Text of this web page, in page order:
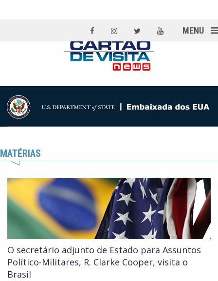
MENU
MATÉRIAS
O secretário adjunto de Estado para Assuntos
Político-Militares, R. Clarke Cooper, visita o
Brasil